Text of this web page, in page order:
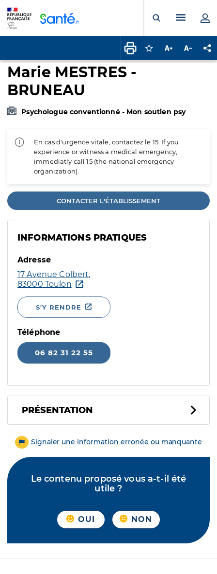
Ouvrir laMenu
Connectez-vous
Augmenter la
Marie MESTRES -
BRUNEAU
Psychologue conventionné - Mon soutien psy
En cas d'urgence vitale, contactez le 15. If you
experience or witness a medical emergency,
immediatly call 15 (the national emergency
organization).
CONTACTER L'ÉTABLISSEMENT
INFORMATIONS PRATIQUES
Adresse
17 Avenue Colbert,
83000 Toulon
S'Y RENDRE
Téléphone
06 82 31 22 55
PRÉSENTATION
Signaler une information erronée ou manquante
Le contenu proposé vous a-t-il été
utile ?
OUI NON